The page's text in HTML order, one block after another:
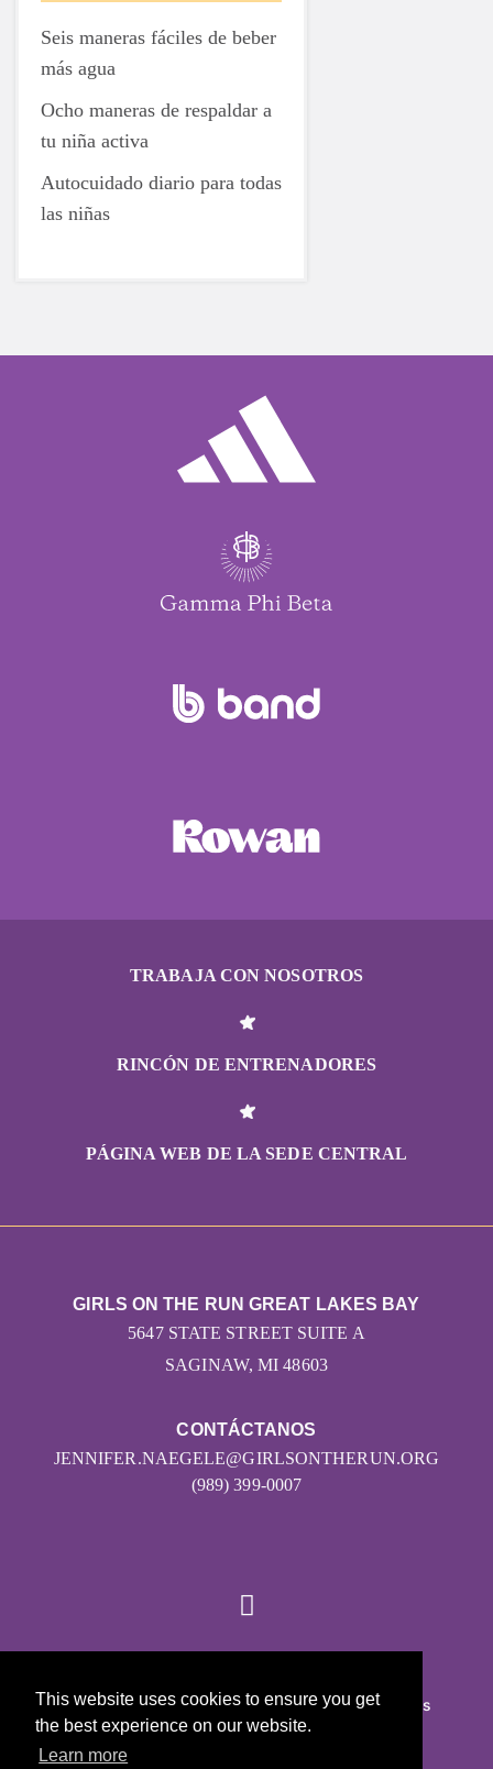
This website uses cookies to ensure you get
the best experience on our website.
Learn more
Seis maneras fáciles de beber
más agua
Ocho maneras de respaldar a
tu niña activa
Autocuidado diario para todas
las niñas
TRABAJA CON NOSOTROS
RINCÓN DE ENTRENADORES
PÁGINA WEB DE LA SEDE CENTRAL
CONTÁCTANOS
JENNIFER.NAEGELE@GIRLSONTHERUN.ORG
(989) 399-0007
GIRLS ON THE RUN GREAT LAKES BAY
5647 STATE STREET SUITE A
SAGINAW, MI 48603
Girls on the Run - Todos los derechos reservados
POLÍTICA DE PRIVACIDAD